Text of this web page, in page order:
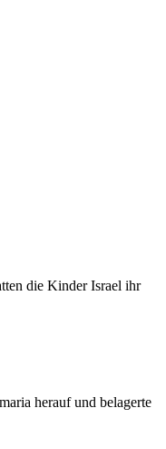
die Kinder Israel ihr
herauf und belagerte